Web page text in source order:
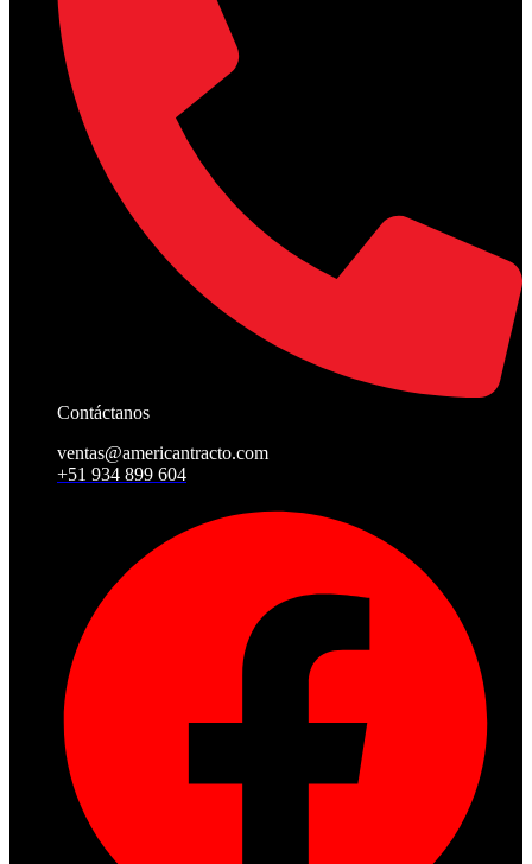
Contáctanos
ventas@americantracto.com
+51 934 899 604